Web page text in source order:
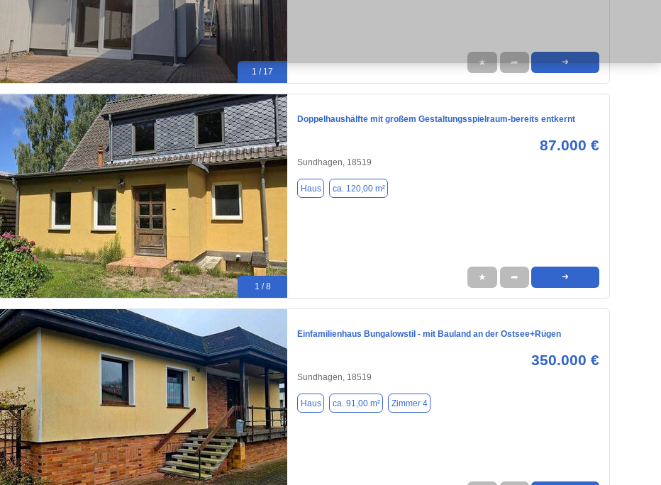
1 / 17
★ ➦ ➜
1 / 8
Doppelhaushälfte mit großem Gestaltungsspielraum-bereits entkernt
87.000 €
Sundhagen, 18519
Haus ca. 120,00 m²
★ ➦ ➜
Einfamilienhaus Bungalowstil - mit Bauland an der Ostsee+Rügen
350.000 €
Sundhagen, 18519
Haus ca. 91,00 m² Zimmer 4